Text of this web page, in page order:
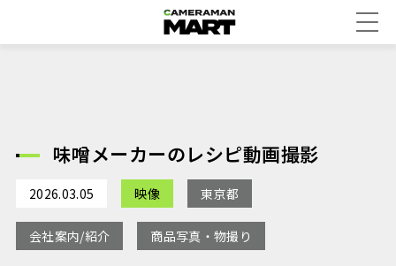
味噌メーカーのレシピ動画撮影
2026.03.05 映像 東京都
会社案内/紹介 商品写真・物撮り